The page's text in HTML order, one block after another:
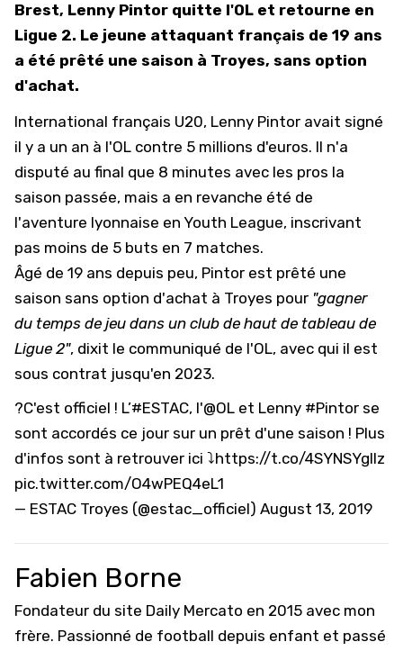
Brest, Lenny Pintor quitte l'OL et retourne en
Ligue 2. Le jeune attaquant français de 19 ans
a été prêté une saison à Troyes, sans option
d'achat.
International français U20, Lenny Pintor avait signé
il y a un an à l'OL contre 5 millions d'euros. Il n'a
disputé au final que 8 minutes avec les pros la
saison passée, mais a en revanche été de
l'aventure lyonnaise en Youth League, inscrivant
pas moins de 5 buts en 7 matches.
Âgé de 19 ans depuis peu, Pintor est prêté une
saison sans option d'achat à Troyes pour "gagner
du temps de jeu dans un club de haut de tableau de
Ligue 2", dixit le communiqué de l'OL, avec qui il est
sous contrat jusqu'en 2023.
?C'est officiel ! L’#ESTAC, l'@OL et Lenny #Pintor se
sont accordés ce jour sur un prêt d'une saison ! Plus
d'infos sont à retrouver ici ⤵️https://t.co/4SYNSYglIz
pic.twitter.com/O4wPEQ4eL1
— ESTAC Troyes (@estac_officiel) August 13, 2019
Fabien Borne
Fondateur du site Daily Mercato en 2015 avec mon
frère. Passionné de football depuis enfant et passé